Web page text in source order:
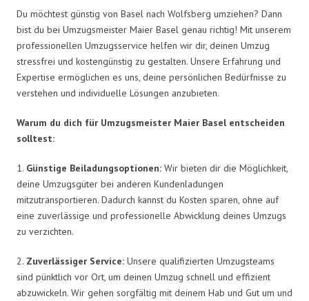
Du möchtest günstig von Basel nach Wolfsberg umziehen? Dann
bist du bei Umzugsmeister Maier Basel genau richtig! Mit unserem
professionellen Umzugsservice helfen wir dir, deinen Umzug
stressfrei und kostengünstig zu gestalten. Unsere Erfahrung und
Expertise ermöglichen es uns, deine persönlichen Bedürfnisse zu
verstehen und individuelle Lösungen anzubieten.
Warum du dich für Umzugsmeister Maier Basel entscheiden
solltest:
1. Günstige Beiladungsoptionen: Wir bieten dir die Möglichkeit,
deine Umzugsgüter bei anderen Kundenladungen
mitzutransportieren. Dadurch kannst du Kosten sparen, ohne auf
eine zuverlässige und professionelle Abwicklung deines Umzugs
zu verzichten.
2. Zuverlässiger Service: Unsere qualifizierten Umzugsteams
sind pünktlich vor Ort, um deinen Umzug schnell und effizient
abzuwickeln. Wir gehen sorgfältig mit deinem Hab und Gut um und